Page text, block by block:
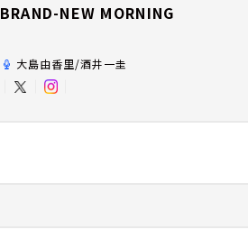
BRAND-NEW MORNING
大島由香里/酒井一圭